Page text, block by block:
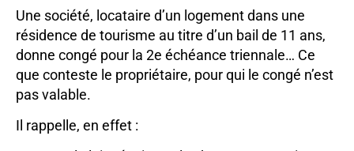
Une société, locataire d’un logement dans une
résidence de tourisme au titre d’un bail de 11 ans,
donne congé pour la 2e échéance triennale… Ce
que conteste le propriétaire, pour qui le congé n’est
pas valable.
Il rappelle, en effet :